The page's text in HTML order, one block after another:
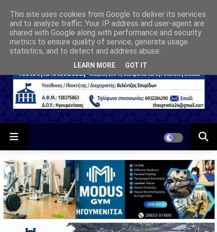
This site uses cookies from Google to deliver its services
and to analyze traffic. Your IP address and user-agent are
shared with Google along with performance and security
metrics to ensure quality of service, generate usage
statistics, and to detect and address abuse.
LEARN MORE GOT IT